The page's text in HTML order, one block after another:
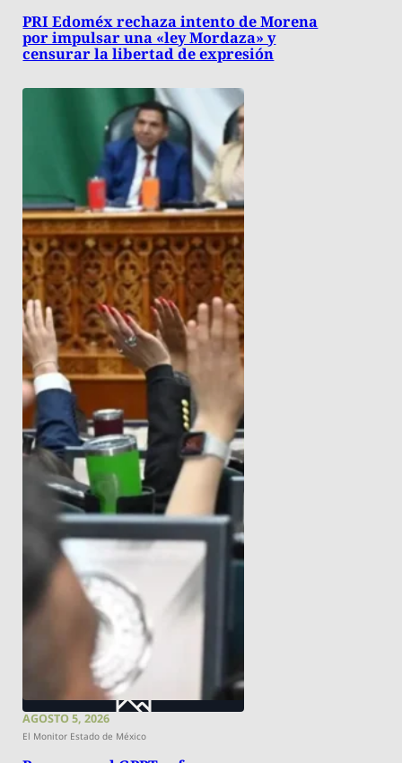
PRI Edoméx rechaza intento de Morena
por impulsar una «ley Mordaza» y
censurar la libertad de expresión
AGOSTO 5, 2026
El Monitor Estado de México